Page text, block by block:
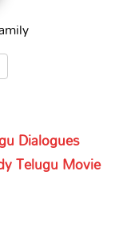
Dialogues
Telugu Movie